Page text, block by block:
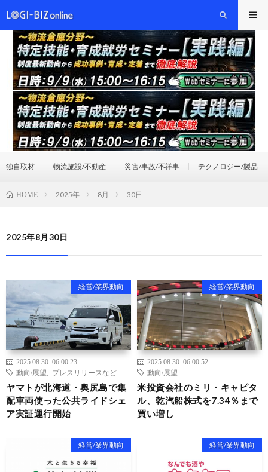
独自取材 物流施設/不動産 災害/事故/不祥事 テクノロジー/製品
HOME 2025年 8月 30日
2025年8月30日
経営/業界動向
2025.08.30 06:00:23
動向/展望
プレスリリースなど
ヤマトが北海道・奥尻島で集
配車両使った公共ライドシェ
ア実証運行開始
経営/業界動向
2025.08.30 06:00:52
動向/展望
米投資会社のミリ・キャピタ
ル、乾汽船株式を7.34％まで
買い増し
経営/業界動向 経営/業界動向